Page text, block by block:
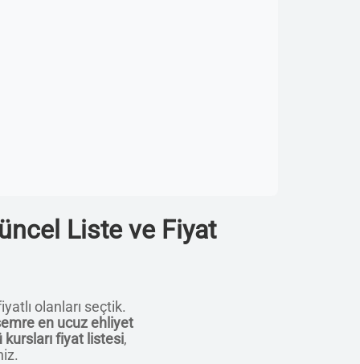
Liste ve Fiyat
olanları seçtik.
en ucuz ehliyet
fiyat listesi,